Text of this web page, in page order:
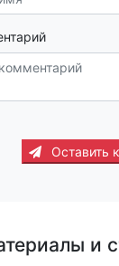
Оставить
и